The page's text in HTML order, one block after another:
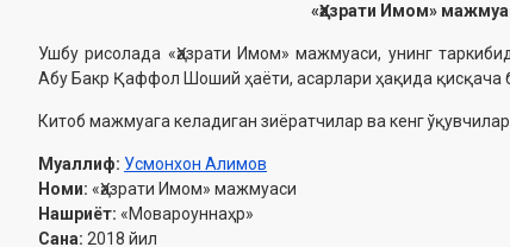
«Ҳазрати Имом»
Ушбу рисолада «Ҳазрати Имом» мажмуаси, унинг
Абу Бакр Қаффол Шоший ҳаёти, асарлари ҳақида қисқача
Китоб мажмуага келадиган зиёратчилар ва кенг
Муаллиф: Усмонхон Алимов
Номи: «Ҳазрати Имом» мажмуаси
Нашриёт: «Мовароуннаҳр»
Сана: 2018 йил